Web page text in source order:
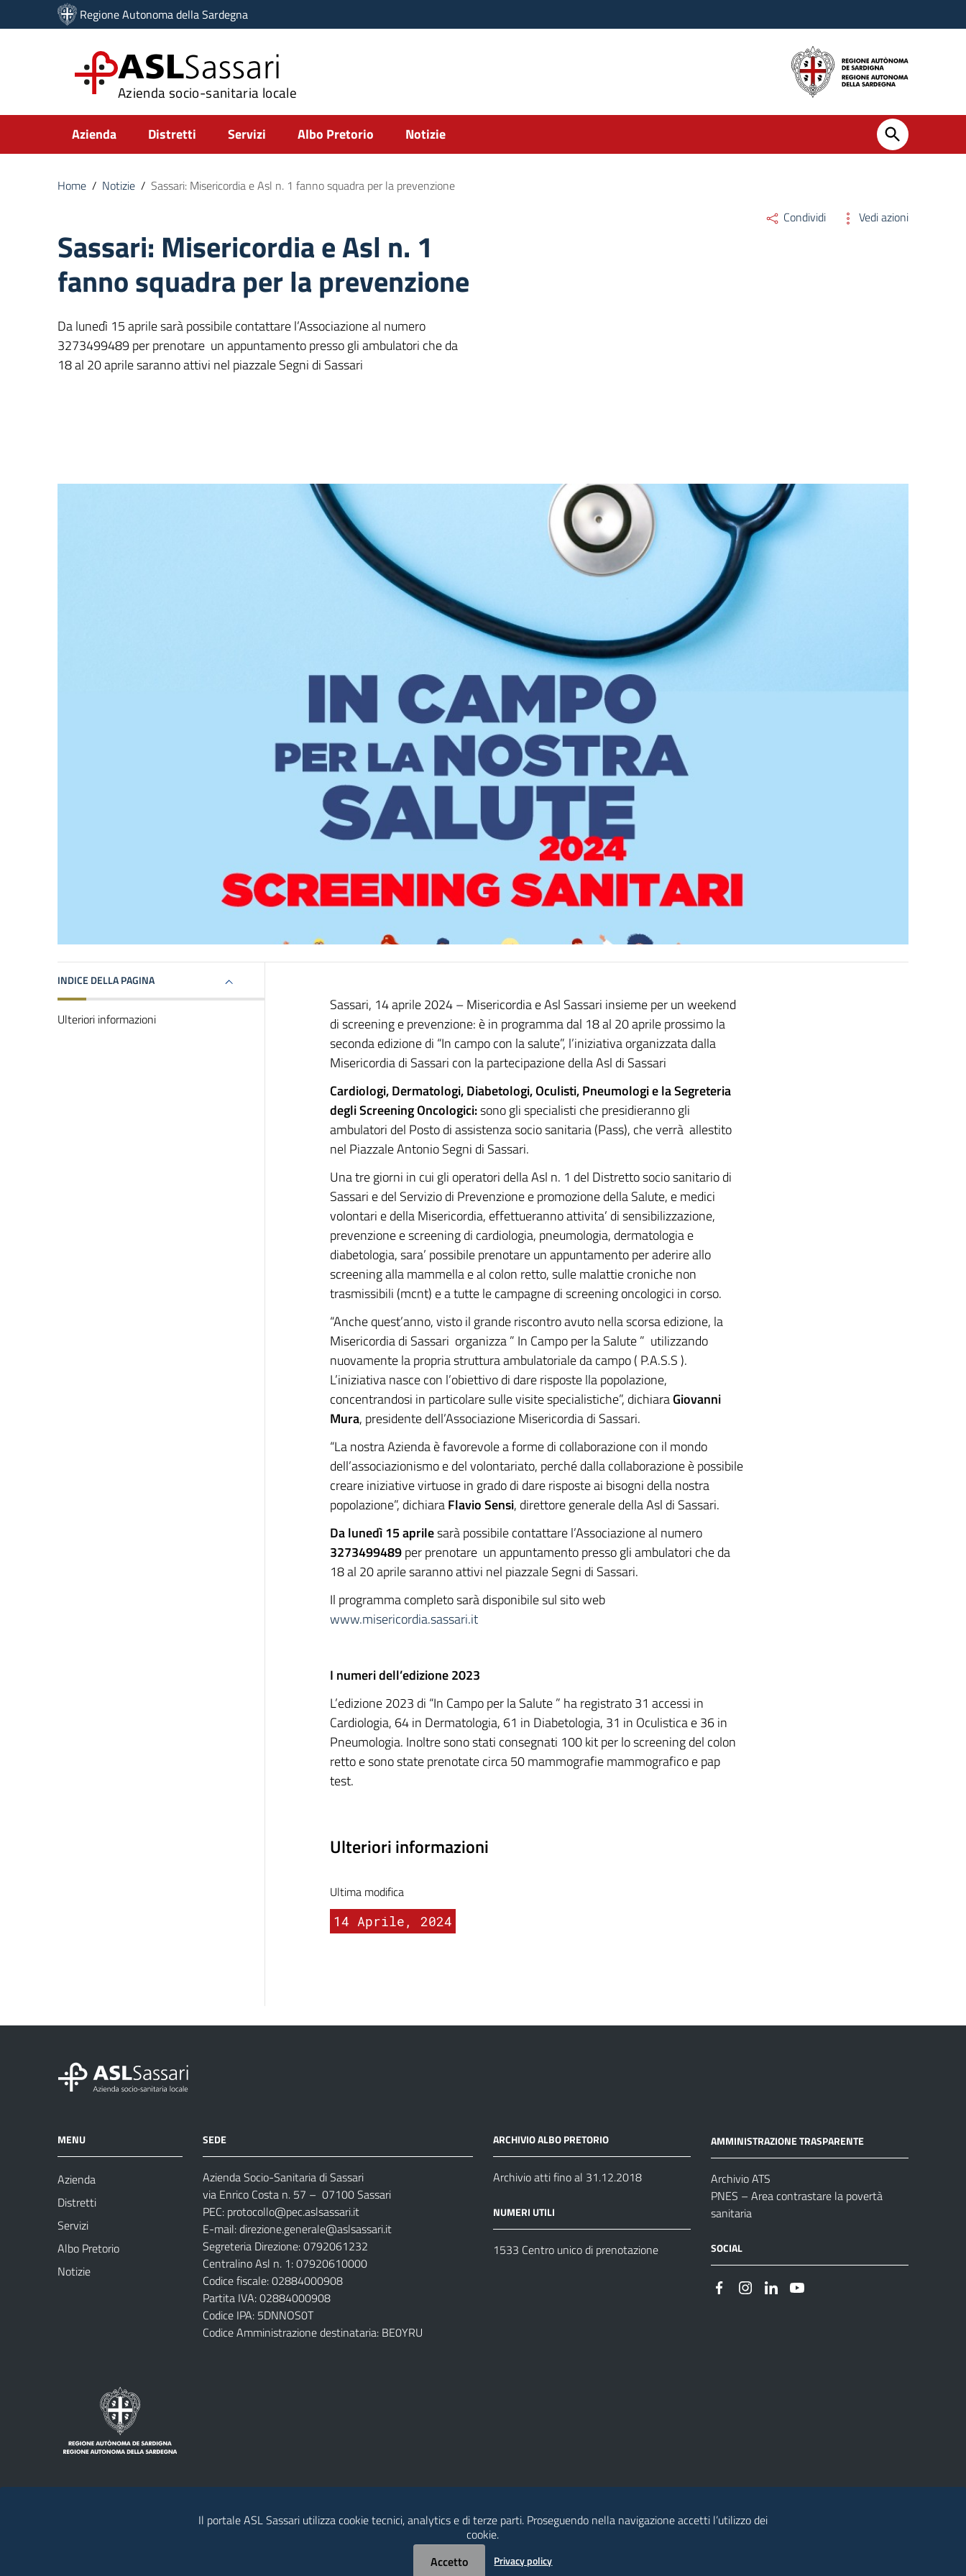
Vai ai contenuti
Vai al menu di navigazione
Regione Autonoma della Sardegna
ASLSassari
Azienda socio-sanitaria locale
Submenu
Azienda Distretti Servizi Albo Pretorio Notizie
Home / Notizie / Sassari: Misericordia e Asl n. 1 fanno squadra per la prevenzione
Sassari: Misericordia e Asl n. 1
fanno squadra per la prevenzione
Da lunedì 15 aprile sarà possibile contattare l’Associazione al numero
3273499489 per prenotare un appuntamento presso gli ambulatori che da
18 al 20 aprile saranno attivi nel piazzale Segni di Sassari
Condividi Vedi azioni
INDICE DELLA PAGINA
Ulteriori informazioni
Sassari, 14 aprile 2024 – Misericordia e Asl Sassari insieme per un weekend
di screening e prevenzione: è in programma dal 18 al 20 aprile prossimo la
seconda edizione di “In campo con la salute”, l’iniziativa organizzata dalla
Misericordia di Sassari con la partecipazione della Asl di Sassari
Cardiologi, Dermatologi, Diabetologi, Oculisti, Pneumologi e la Segreteria
degli Screening Oncologici:sono gli specialisti che presidieranno gli
ambulatori del Posto di assistenza socio sanitaria (Pass), che verrà allestito
nel Piazzale Antonio Segni di Sassari.
Una tre giorni in cui gli operatori della Asl n. 1 del Distretto socio sanitario di
Sassari e del Servizio di Prevenzione e promozione della Salute, e medici
volontari e della Misericordia, effettueranno attivita’ di sensibilizzazione,
prevenzione e screening di cardiologia, pneumologia, dermatologia e
diabetologia, sara’ possibile prenotare un appuntamento per aderire allo
screening alla mammella e al colon retto, sulle malattie croniche non
trasmissibili (mcnt) e a tutte le campagne di screening oncologici in corso.
“Anche quest’anno, visto il grande riscontro avuto nella scorsa edizione, la
Misericordia di Sassari organizza ” In Campo per la Salute ” utilizzando
nuovamente la propria struttura ambulatoriale da campo ( P.A.S.S ).
L’iniziativa nasce con l’obiettivo di dare risposte lla popolazione,
concentrandosi in particolare sulle visite specialistiche”, dichiaraGiovanni
Mura, presidente dell’Associazione Misericordia di Sassari.
“La nostra Azienda è favorevole a forme di collaborazione con il mondo
dell’associazionismo e del volontariato, perché dalla collaborazione è possibile
creare iniziative virtuose in grado di dare risposte ai bisogni della nostra
popolazione”, dichiaraFlavio Sensi, direttore generale della Asl di Sassari.
Da lunedì 15 aprilesarà possibile contattare l’Associazione al numero
3273499489per prenotare un appuntamento presso gli ambulatori che da
18 al 20 aprile saranno attivi nel piazzale Segni di Sassari.
Il programma completo sarà disponibile sul sito web
www.misericordia.sassari.it
I numeri dell’edizione 2023
L’edizione 2023 di “In Campo per la Salute ” ha registrato 31 accessi in
Cardiologia, 64 in Dermatologia, 61 in Diabetologia, 31 in Oculistica e 36 in
Pneumologia. Inoltre sono stati consegnati 100 kit per lo screening del colon
retto e sono state prenotate circa 50 mammografie mammografico e pap
test.
Ulteriori informazioni
Ultima modifica
14 Aprile, 2024
MENU
Azienda
Distretti
Servizi
Albo Pretorio
Notizie
SEDE
Azienda Socio-Sanitaria di Sassari
via Enrico Costa n. 57 – 07100 Sassari
PEC: protocollo@pec.aslsassari.it
E-mail:direzione.generale@aslsassari.it
Segreteria Direzione: 0792061232
Centralino Asl n. 1: 07920610000
Codice fiscale: 02884000908
Partita IVA: 02884000908
Codice IPA: 5DNNOS0T
Codice Amministrazione destinataria: BE0YRU
ARCHIVIO ALBO PRETORIO
Archivio atti fino al 31.12.2018
NUMERI UTILI
1533 Centro unico di prenotazione
AMMINISTRAZIONE TRASPARENTE
Archivio ATS
PNES – Area contrastare la povertà
sanitaria
SOCIAL
Privacy policy Contatti della ASL
Il portale ASL Sassari utilizza cookie tecnici, analytics e di terze parti. Proseguendo nella navigazione accetti l’utilizzo dei
cookie.
Accetto
Privacy policy